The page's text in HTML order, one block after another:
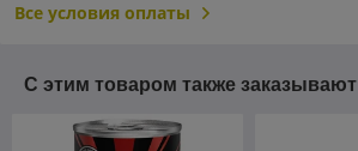
Все условия оплаты
С этим товаром также заказывают